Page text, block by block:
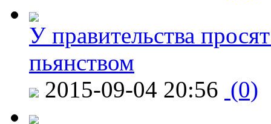
У правительства
пьянством
2015-09-04 20:56 (0)